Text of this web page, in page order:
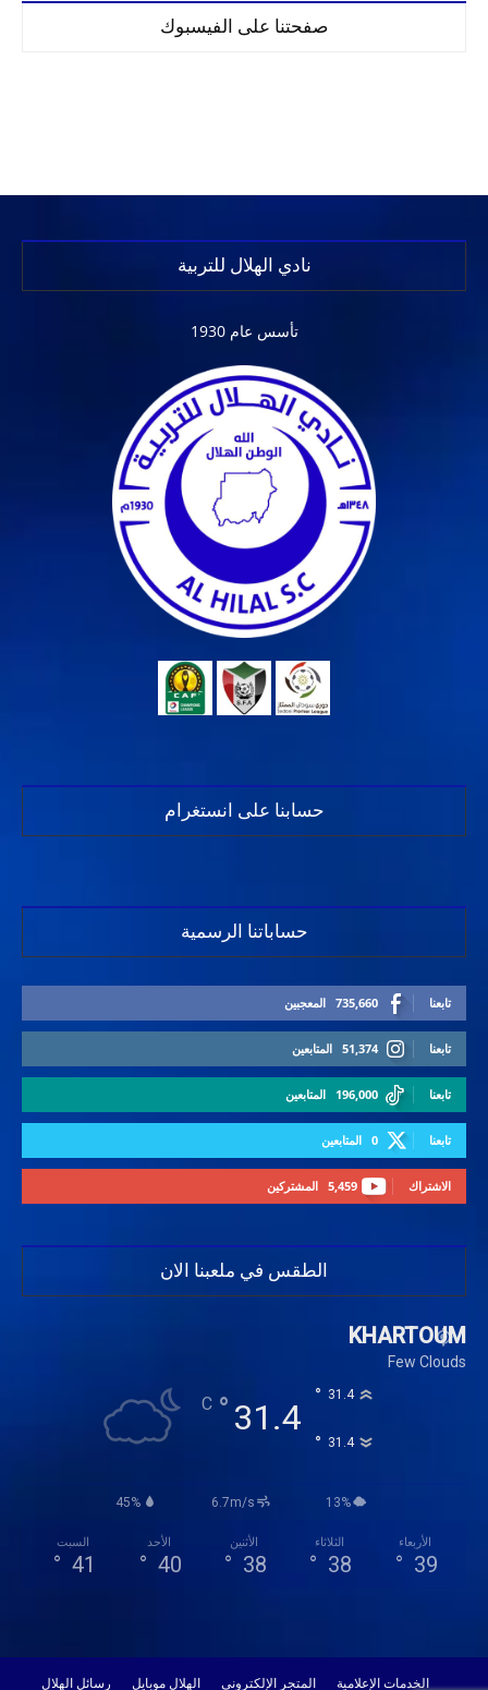
صفحتنا على الفيسبوك
نادي الهلال للتربية
تأسس عام 1930
حسابنا على انستغرام
حساباتنا الرسمية
735,660 المعجبين تابعنا
51,374 المتابعين تابعنا
196,000 المتابعين تابعنا
0 المتابعين تابعنا
5,459 المشتركين الاشتراك
الطقس في ملعبنا الان
KHARTOUM
Few Clouds
31.4
°
C 31.4
°
31.4
°
45% 6.7m/s 13%
السبت
41
°
الأحد
40
°
الأثنين
38
°
الثلاثاء
38
°
الأربعاء
39
°
الخدمات الإعلامية المتجر الإلكتروني الهلال موبايل رسائل الهلال